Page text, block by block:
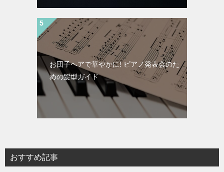
お団子ヘアで華やかに! ピアノ発表会のた
めの髪型ガイド
おすすめ記事